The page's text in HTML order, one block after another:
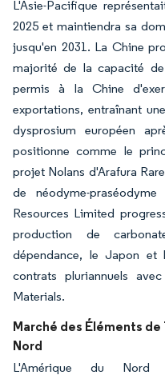
L'Asie-Pacifique
2025 et maintiendra sa
jusqu'en 2031. La Chine
majorité de la capacité
permis à la Chine
exportations, entraînant
dysprosium européen
positionne comme le
projet Nolans d'Arafura
de néodyme-
Resources Limited
production de
dépendance, le Japon
contrats pluriannuels
Materials.
Marché des Éléments de
Nord
L'Amérique du